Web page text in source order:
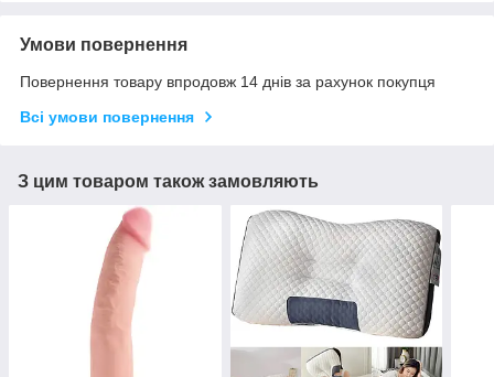
Умови повернення
Повернення товару впродовж 14 днів за рахунок покупця
Всі умови повернення
З цим товаром також замовляють